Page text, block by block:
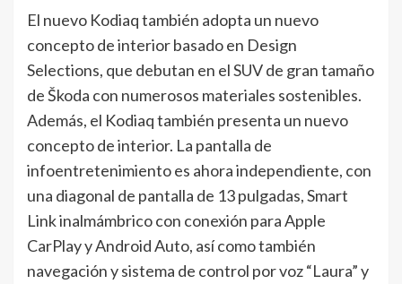
El nuevo Kodiaq también adopta un nuevo
concepto de interior basado en Design
Selections, que debutan en el SUV de gran tamaño
de Škoda con numerosos materiales sostenibles.
Además, el Kodiaq también presenta un nuevo
concepto de interior. La pantalla de
infoentretenimiento es ahora independiente, con
una diagonal de pantalla de 13 pulgadas, Smart
Link inalmámbrico con conexión para Apple
CarPlay y Android Auto, así como también
navegación y sistema de control por voz “Laura” y